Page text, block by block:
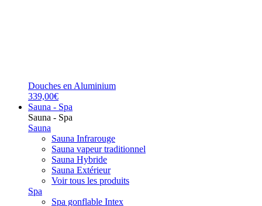
Douches en Aluminium
339,00€
Sauna - Spa
Sauna - Spa
Sauna
Sauna Infrarouge
Sauna vapeur traditionnel
Sauna Hybride
Sauna Extérieur
Voir tous les produits
Spa
Spa gonflable Intex